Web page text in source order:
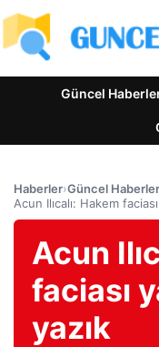
Güncel
Haberler›Güncel Haberler
Acun Ilıcalı: Hakem
Acun
faciası
yazık